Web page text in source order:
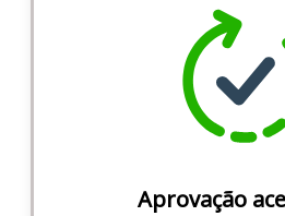
Aprovação